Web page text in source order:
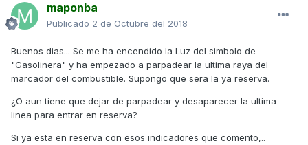
maponba
Publicado 2 de Octubre del 2018
Buenos dias... Se me ha encendido la Luz del simbolo de
"Gasolinera" y ha empezado a parpadear la ultima raya del
marcador del combustible. Supongo que sera la ya reserva.
¿O aun tiene que dejar de parpadear y desaparecer la ultima
linea para entrar en reserva?
Si ya esta en reserva con esos indicadores que comento,..